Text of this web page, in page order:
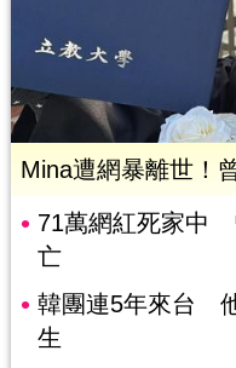
Mina遭網暴離世！
71萬網紅死家中
亡
韓團連5年來台
生